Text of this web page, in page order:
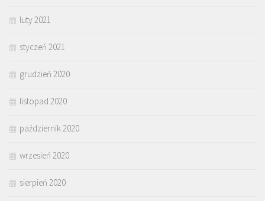
luty 2021
styczeń 2021
grudzień 2020
listopad 2020
październik 2020
wrzesień 2020
sierpień 2020